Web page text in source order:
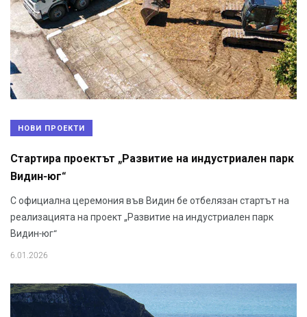
НОВИ ПРОЕКТИ
Стартира проектът „Развитие на индустриален парк
Видин-юг“
С официална церемония във Видин бе отбелязан стартът на
реализацията на проект „Развитие на индустриален парк
Видин-юг“
6.01.2026